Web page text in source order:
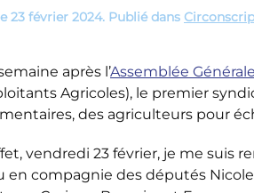
23 février 2024. Publié dans
après l’Assemblée
Agricoles), le premier
des agriculteurs pour
vendredi 23 février, je me suis
en compagnie des députés